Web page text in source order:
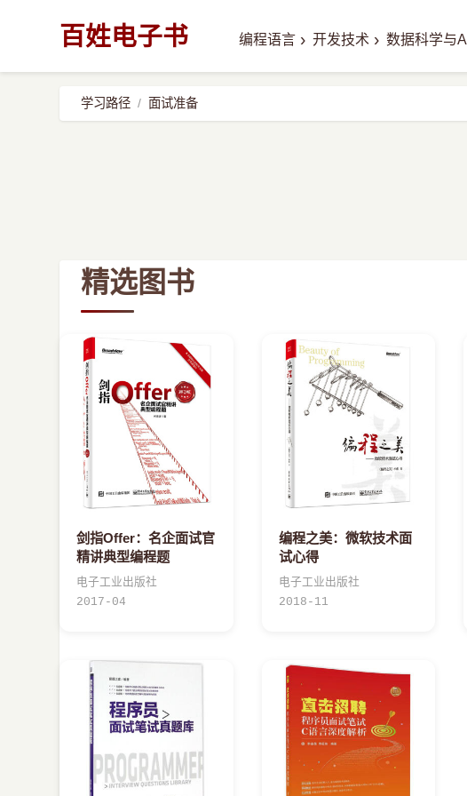
百姓电子书 编程语言 › 开发技术 › 数据科学与AI
学习路径 面试准备
精选图书
剑指Offer：名企面试官
精讲典型编程题
电子工业出版社
2017-04
编程之美：微软技术面
试心得
电子工业出版社
2018-11